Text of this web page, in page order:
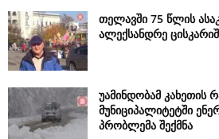
თელავში 75 წლის
ალექსანდრე
უამინდობამ კახეთის
მუნიციპალიტეტში
პრობლემა შექმნა